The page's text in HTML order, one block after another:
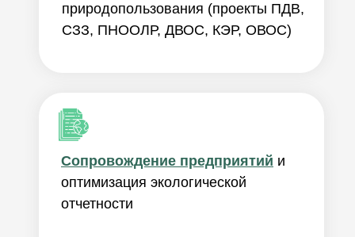
природопользования (проекты ПДВ,
СЗЗ, ПНООЛР, ДВОС, КЭР, ОВОС)
Cопровождение предприятий и
оптимизация экологической
отчетности